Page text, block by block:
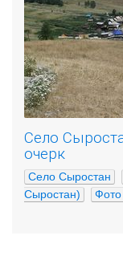
Село
очерк
Село Сыростан
Сыростан)
Фото